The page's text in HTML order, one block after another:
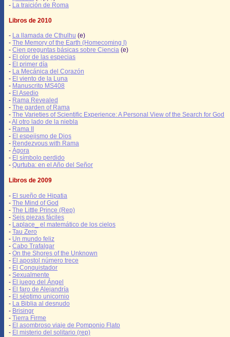
- La traición de Roma
Libros de 2010
- La llamada de Cthulhu (e)
- The Memory of the Earth (Homecoming I)
- Cien preguntas básicas sobre Ciencia (e)
- El olor de las especias
- El primer día
- La Mecánica del Corazón
- El viento de la Luna
- Manuscrito MS408
- El Asedio
- Rama Revealed
- The garden of Rama
- The Varieties of Scientific Experience: A Personal View of the Search for God
-Al otro lado de la niebla
- Rama II
- El espejismo de Dios
- Rendezvous with Rama
- Ágora
- El símbolo perdido
- Qurtuba: en el Año del Señor
Libros de 2009
- El sueño de Hipatia
- The Mind of God
- The Little Prince (Rep)
- Seis piezas fáciles
- Laplace_ el matemático de los cielos
- Tau Zero
- Un mundo feliz
- Cabo Trafalgar
- On the Shores of the Unknown
- El apostol número trece
- El Conquistador
- Sexualmente
- El juego del Ángel
- El faro de Alejandría
- El séptimo unicornio
- La Biblia al desnudo
- Brisingr
- Tierra Firme
- El asombroso viaje de Pomponio Flato
- El misterio del solitario (rep)